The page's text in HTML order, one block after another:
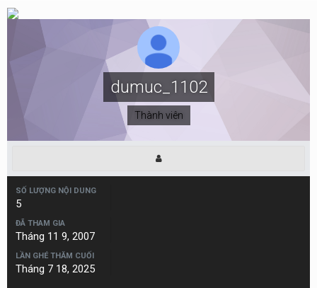
dumuc_1102
Thành viên
SỐ LƯỢNG NỘI DUNG
5
ĐÃ THAM GIA
Tháng 11 9, 2007
LẦN GHÉ THĂM CUỐI
Tháng 7 18, 2025